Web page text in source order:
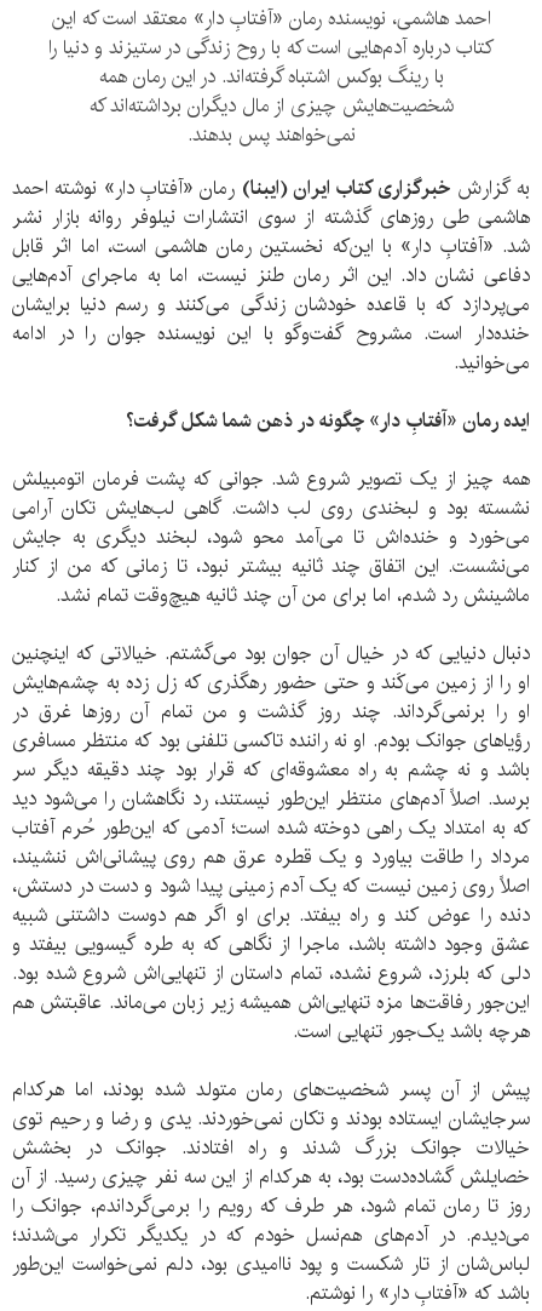
احمد هاشمی، نویسنده رمان «آفتابِ دار» معتقد است که این
کتاب درباره آدم‌هایی است که با روح زندگی در ستیزند و دنیا را
با رینگ بوکس اشتباه گرفته‌اند. در این رمان همه
شخصیت‌هایش چیزی از مال دیگران برداشته‌اند که
نمی‌خواهند پس بدهند.
به گزارش خبرگزاری کتاب ایران (ایبنا) رمان «آفتابِ دار» نوشته احمد
هاشمی طی روزهای گذشته از سوی انتشارات نیلوفر روانه بازار نشر
شد. «آفتابِ دار» با اینکه نخستین رمان هاشمی است، اما اثر قابل
دفاعی نشان داد. این اثر رمان طنز نیست، اما به ماجرای آدم‌هایی
می‌پردازد که با قاعده خودشان زندگی می‌کنند و رسم دنیا برایشان
خنده‌دار است. مشروح گفت‌وگو با این نویسنده جوان را در ادامه
می‌خوانید.
ایده رمان «آفتابِ دار» چگونه در ذهن شما شکل گرفت؟
همه‌ چیز از یک تصویر شروع شد. جوانی که پشت فرمان اتومبیلش
نشسته بود و لبخندی روی لب داشت. گاهی لب‌هایش تکان آرامی
می‌خورد و خنده‌اش تا می‌آمد محو شود، لبخند دیگری به جایش
می‌نشست. این اتفاق چند ثانیه بیشتر نبود، تا زمانی که من از کنار
ماشینش رد شدم، اما برای من آن چند ثانیه هیچ‌وقت تمام نشد.
دنبال دنیایی که در خیال آن جوان بود می‌گشتم. خیالاتی که اینچنین
او را از زمین می‌کَند و حتی حضور رهگذری که زل زده به چشم‌هایش
او را برنمی‌گرداند. چند روز گذشت و من تمام آن روزها غرق در
رؤیاهای جوانک بودم. او نه راننده تاکسی‌ تلفنی بود که منتظر مسافری
باشد و نه چشم‌ به‌ راه معشوقه‌ای که قرار بود چند دقیقه دیگر سر
برسد. اصلاً آدم‌های منتظر این‌طور نیستند، رد نگاهشان را می‌شود دید
که به امتداد یک‌ راهی دوخته شده است؛ آدمی که این‌طور حُرم آفتاب
مرداد را طاقت بیاورد و یک قطره عرق هم روی پیشانی‌اش ننشیند،
اصلاً روی زمین نیست که یک آدم زمینی پیدا شود و دست در دستش،
دنده را عوض کند و راه بیفتد. برای او اگر هم دوست ‌داشتنی شبیه
عشق وجود داشته باشد، ماجرا از نگاهی که به طره گیسویی بیفتد و
دلی که بلرزد، شروع نشده، تمام داستان از تنهایی‌اش شروع‌ شده بود.
این‌جور رفاقت‌ها مزه تنهایی‌اش همیشه زیر زبان می‌ماند. عاقبتش هم
هرچه باشد یک‌جور تنهایی است.
پیش از آن پسر شخصیت‌های رمان متولد شده بودند، اما هرکدام
سرجایشان ایستاده بودند و تکان نمی‌خوردند. یدی و رضا و رحیم توی
خیالات جوانک بزرگ شدند و راه افتادند. جوانک در بخشش
خصایلش گشاده‌دست بود، به هرکدام از این سه نفر چیزی رسید. از آن
روز تا رمان تمام شود، هر طرف که رویم را برمی‌گرداندم، جوانک را
می‌دیدم. در آدم‌های هم‌نسل خودم که در یکدیگر تکرار می‌شدند؛
لباس‌شان از تار شکست و پود ناامیدی بود، دلم نمی‌خواست این‌طور
باشد که «آفتابِ دار» را نوشتم.